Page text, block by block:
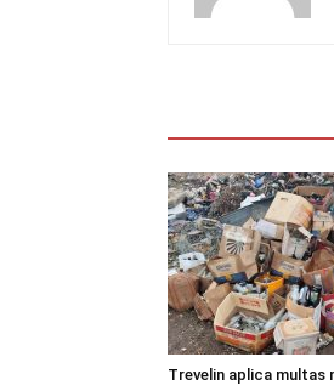
Trevelin aplica multas